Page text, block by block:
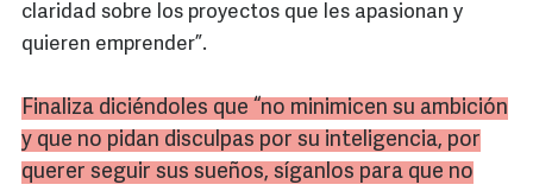
claridad sobre los proyectos que les apasionan y
quieren emprender”.
Finaliza diciéndoles que “no minimicen su ambición
y que no pidan disculpas por su inteligencia, por
querer seguir sus sueños, síganlos para que no